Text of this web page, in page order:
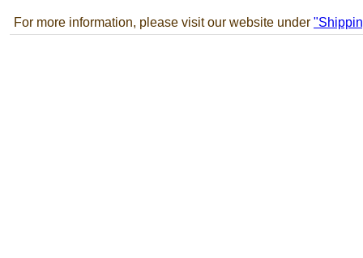
For more information, please visit our website under